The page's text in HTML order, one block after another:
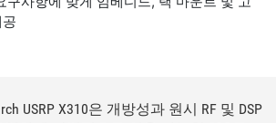
USRP X310은 개방성과 원시 RF 및 DSP